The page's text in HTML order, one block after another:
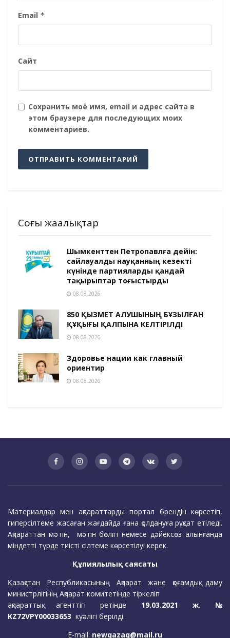
Email *
Сайт
Сохранить моё имя, email и адрес сайта в
этом браузере для последующих моих
комментариев.
Соңғы жаңалықтар
Шымкенттен Петропавлға дейін:
сайлауалды науқанның кезекті
күнінде партияларды қандай
тақырыптар тоғыстырды
08.08.2026
850 ҚЫЗМЕТ АЛУШЫНЫҢ БҰЗЫЛҒАН
ҚҰҚЫҒЫ ҚАЛПЫНА КЕЛТІРІЛДІ
08.08.2026
Здоровье нации как главный
ориентир
08.08.2026
Материалдар мен ақпараттарды портал брендін көрсетіп,
гиперсілтеме жасаған жағдайда ғана қолдануға рұқсат етіледі.
Ақпараттан мәтін, мәтін бөлігі немесе дәйексөз алынғанда
міндетті түрде тиісті сілтеме көрсетілуі керек.
Құпиялылық саясаты
Қазақстан Республикасының Ақпарат және қоғамдық даму
министрлігінің Ақпарат комитетінде тіркеліп
ақпараттық агенттігі ретінде 19.03.2021 ж. №
KZ72VPY00033653 куәлігі берілді.
E-mail: newqazaq@mail.ru